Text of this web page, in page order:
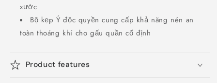
xước
Bộ kẹp Ý độc quyền cung cấp khả năng nén an
toàn thoáng khí cho gấu quần cố định
Product features